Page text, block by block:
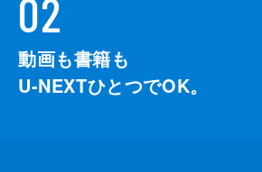
02
動画も書籍も
U-NEXTひとつでOK。